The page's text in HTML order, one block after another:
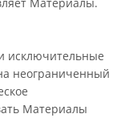
исключительные
неограниченный
Материалы